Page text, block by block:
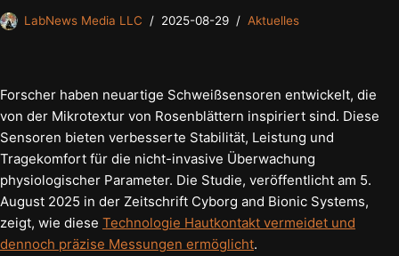
LabNews Media LLC 2025-08-29 Aktuelles
Forscher haben neuartige Schweißsensoren entwickelt, die
von der Mikrotextur von Rosenblättern inspiriert sind. Diese
Sensoren bieten verbesserte Stabilität, Leistung und
Tragekomfort für die nicht-invasive Überwachung
physiologischer Parameter. Die Studie, veröffentlicht am 5.
August 2025 in der Zeitschrift Cyborg and Bionic Systems,
zeigt, wie diese Technologie Hautkontakt vermeidet und
dennoch präzise Messungen ermöglicht.